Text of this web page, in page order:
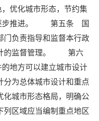
优化城市形态，节约集
逐步推进。 第五条 国
负责指导和监督本行政
计的监督管理。 第六
地方可以建立城市设计
为总体城市设计和重点
城市形态格局，明确公
区域应当编制重点地区